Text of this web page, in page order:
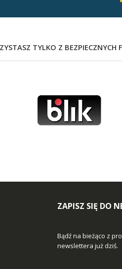
TYLKO Z BEZPIECZNYCH
ZAPISZ SIĘ DO
Bądź na bieżąco z
newslettera już dziś.